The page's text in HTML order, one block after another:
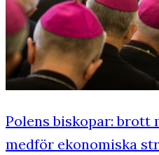
Polens biskopar: brott
medför ekonomiska